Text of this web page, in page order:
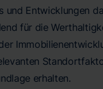
und Entwicklungen
für die
erhalten.